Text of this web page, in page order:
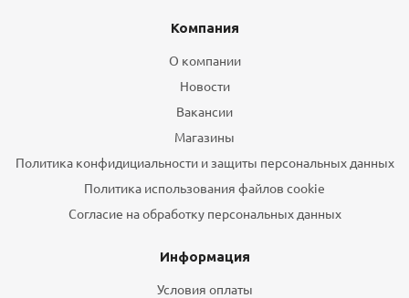
Компания
О компании
Новости
Вакансии
Магазины
Политика конфидициальности и защиты персональных данных
Политика использования файлов cookie
Согласие на обработку персональных данных
Информация
Условия оплаты